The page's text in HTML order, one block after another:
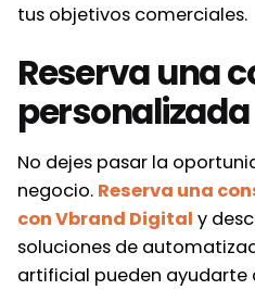
tus objetivos comerciales.
Reserva una
personalizada
No dejes pasar la
negocio. Reserva una
con Vbrand Digital y
soluciones de
artificial pueden ayudarte